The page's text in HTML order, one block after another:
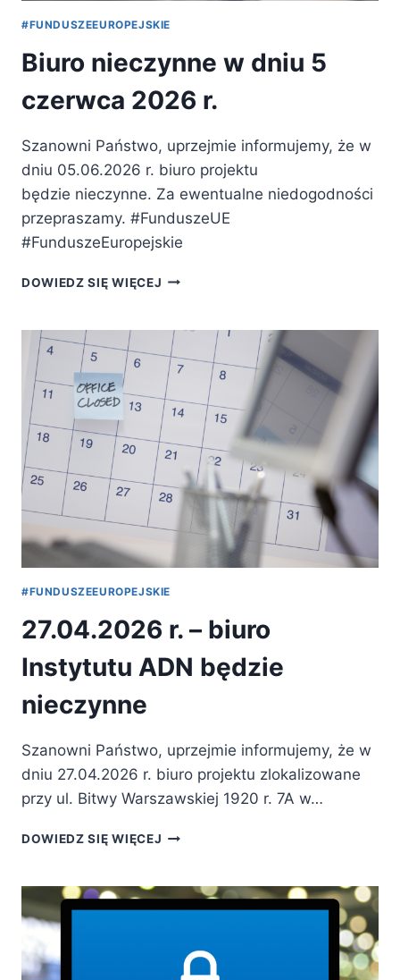
#FUNDUSZEEUROPEJSKIE
Biuro nieczynne w dniu 5
czerwca 2026 r.
Szanowni Państwo, uprzejmie informujemy, że w
dniu 05.06.2026 r. biuro projektu
będzie nieczynne. Za ewentualne niedogodności
przepraszamy. #FunduszeUE
#FunduszeEuropejskie
DOWIEDZ SIĘ WIĘCEJ BIURO
DNIU
5
CZERWCA
2026
R.
#FUNDUSZEEUROPEJSKIE
27.04.2026 r. – biuro
Instytutu ADN będzie
nieczynne
Szanowni Państwo, uprzejmie informujemy, że w
dniu 27.04.2026 r. biuro projektu zlokalizowane
przy ul. Bitwy Warszawskiej 1920 r. 7A w…
DOWIEDZ SIĘ WIĘCEJ 27.04.2026
BIURO
INSTYTUTU
NIECZYNNE